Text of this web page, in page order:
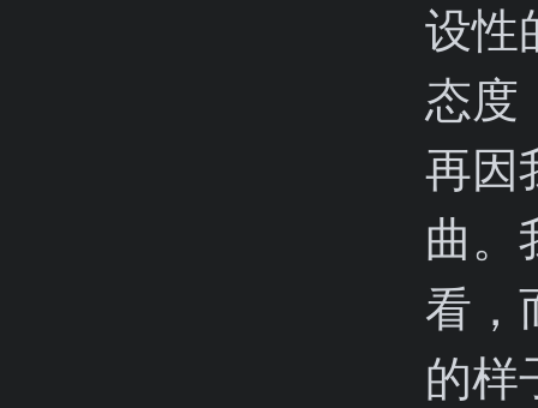
设性
态度
再因
曲。
看，
的样